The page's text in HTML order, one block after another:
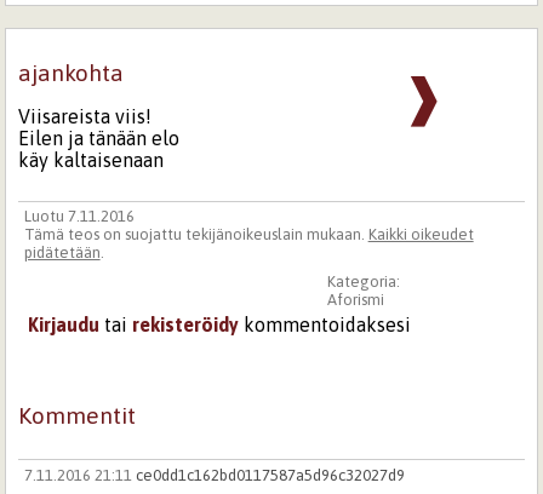
❱
ajankohta
Viisareista viis!
Eilen ja tänään elo
käy kaltaisenaan
Luotu 7.11.2016
Tämä teos on suojattu tekijänoikeuslain mukaan. Kaikki oikeudet
pidätetään.
Kategoria:
Aforismi
Kirjaudu tai rekisteröidy kommentoidaksesi
Kommentit
7.11.2016 21:11 ce0dd1c162bd0117587a5d96c32027d9